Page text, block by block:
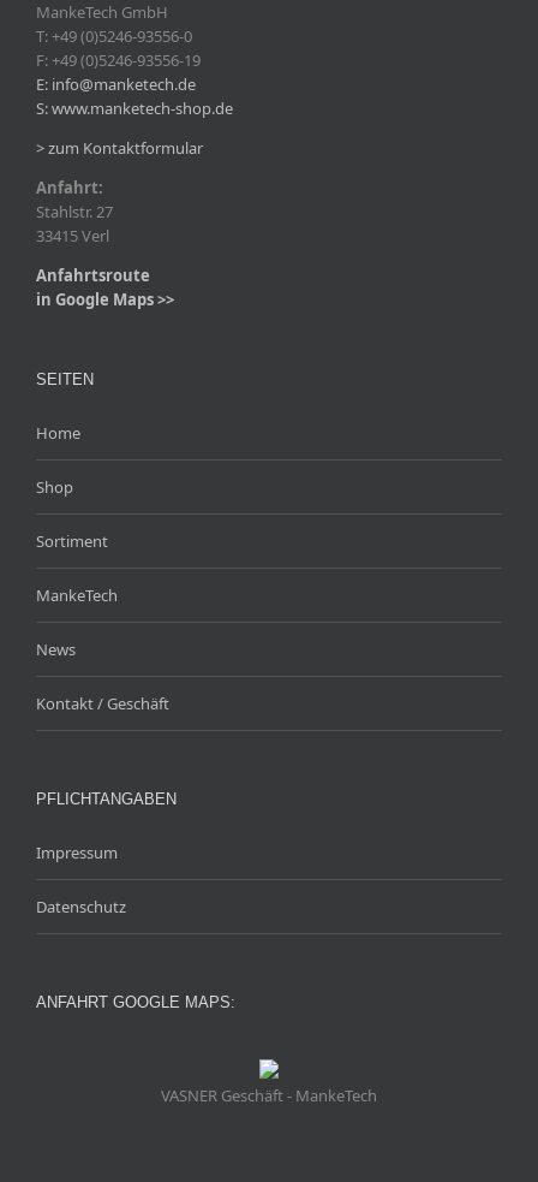
MankeTech GmbH
T: +49 (0)5246-93556-0
F: +49 (0)5246-93556-19
E: info@manketech.de
S: www.manketech-shop.de
> zum Kontaktformular
Anfahrt:
Stahlstr. 27
33415 Verl
Anfahrtsroute
in Google Maps >>
SEITEN
Home
Shop
Sortiment
MankeTech
News
Kontakt / Geschäft
PFLICHTANGABEN
Impressum
Datenschutz
ANFAHRT GOOGLE MAPS:
VASNER Geschäft - MankeTech